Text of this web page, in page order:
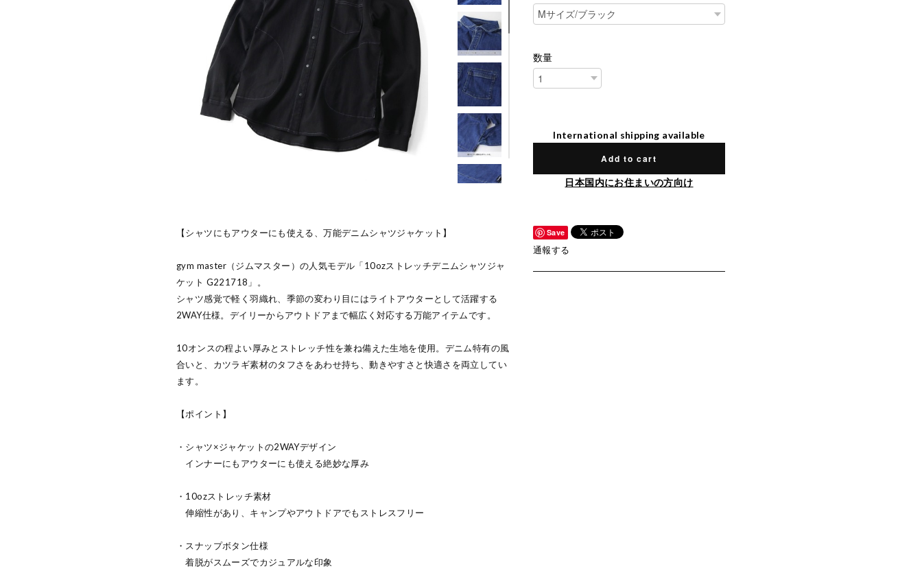
【シャツにもアウターにも使える、万能デニムシャツジャケット】
gym master（ジムマスター）の人気モデル「10ozストレッチデニムシャツジャ
ケット G221718」。
シャツ感覚で軽く羽織れ、季節の変わり目にはライトアウターとして活躍する
2WAY仕様。デイリーからアウトドアまで幅広く対応する万能アイテムです。
10オンスの程よい厚みとストレッチ性を兼ね備えた生地を使用。デニム特有の風
合いと、カツラギ素材のタフさをあわせ持ち、動きやすさと快適さを両立してい
ます。
【ポイント】
・シャツ×ジャケットの2WAYデザイン
インナーにもアウターにも使える絶妙な厚み
・10ozストレッチ素材
伸縮性があり、キャンプやアウトドアでもストレスフリー
・スナップボタン仕様
着脱がスムーズでカジュアルな印象
数量
International shipping available
Add to cart
日本国内にお住まいの方向け
Save
通報する